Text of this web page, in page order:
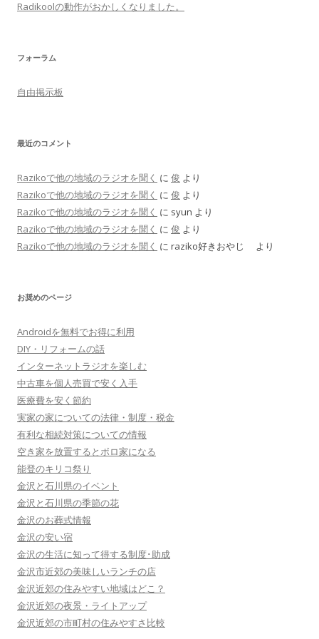
Radikoolの動作がおかしくなりました。
フォーラム
自由掲示板
最近のコメント
Razikoで他の地域のラジオを聞く に 俊 より
Razikoで他の地域のラジオを聞く に 俊 より
Razikoで他の地域のラジオを聞く に syun より
Razikoで他の地域のラジオを聞く に 俊 より
Razikoで他の地域のラジオを聞く に raziko好きおやじ より
お奨めのページ
Androidを無料でお得に利用
DIY・リフォームの話
インターネットラジオを楽しむ
中古車を個人売買で安く入手
医療費を安く節約
実家の家についての法律・制度・税金
有利な相続対策についての情報
空き家を放置するとボロ家になる
能登のキリコ祭り
金沢と石川県のイベント
金沢と石川県の季節の花
金沢のお葬式情報
金沢の安い宿
金沢の生活に知って得する制度･助成
金沢市近郊の美味しいランチの店
金沢近郊の住みやすい地域はどこ？
金沢近郊の夜景・ライトアップ
金沢近郊の市町村の住みやすさ比較